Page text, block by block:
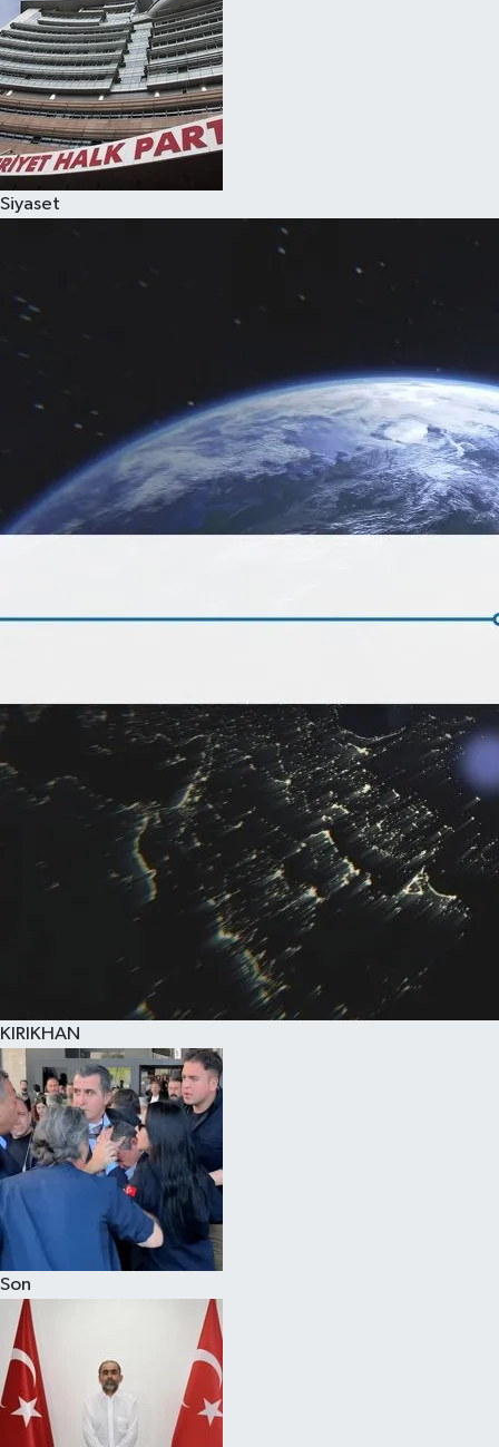
Siyaset
KIRIKHAN
Son